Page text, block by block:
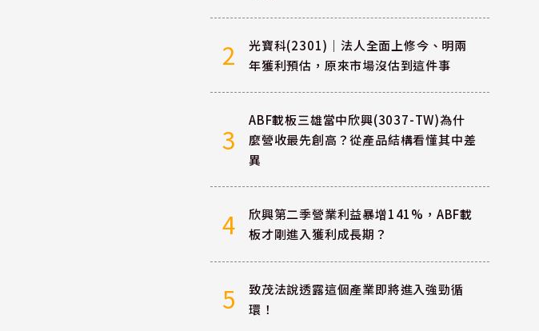
2
光寶科(2301)｜法人全面上修今、明兩
年獲利預估，原來市場沒估到這件事
3
ABF載板三雄當中欣興(3037-TW)為什
麼營收最先創高？從產品結構看懂其中差
異
4
欣興第二季營業利益暴增141%，ABF載
板才剛進入獲利成長期？
5
致茂法說透露這個產業即將進入強勁循
環！